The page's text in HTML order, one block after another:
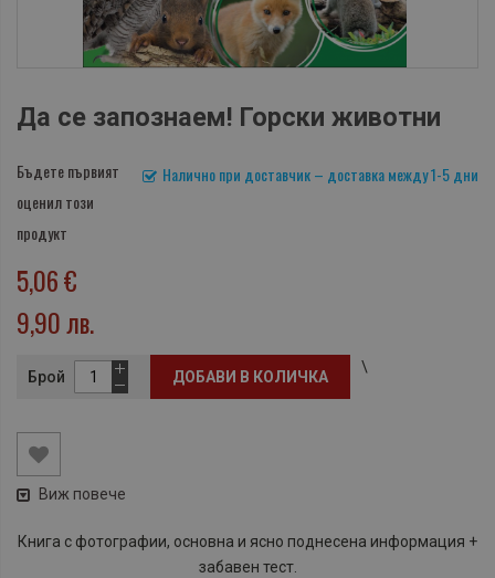
Да се запознаем! Горски животни
Налично при доставчик – доставка между 1-5 дни
Бъдете първият
оценил този
продукт
5,06 €
9,90 лв.
Брой ДОБАВИ В КОЛИЧКА
\
Виж повече
Книга с фотографии, основна и ясно поднeсена информация +
забавен тест.